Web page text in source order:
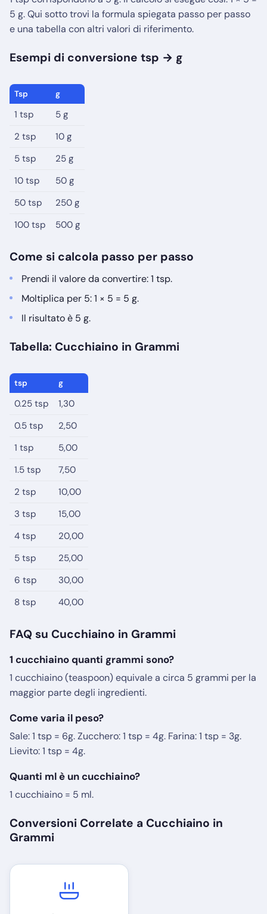
5 g. Qui sotto trovi la formula spiegata passo per passo
e una tabella con altri valori di riferimento.
Esempi di conversione tsp → g
Tsp g
1 tsp
5 g
2 tsp
10 g
5 tsp
25 g
10 tsp
50 g
50 tsp
250 g
100 tsp
500 g
Come si calcola passo per passo
Prendi il valore da convertire: 1 tsp.
Moltiplica per 5: 1 × 5 = 5 g.
Il risultato è 5 g.
Tabella: Cucchiaino in Grammi
tsp g
0.25 tsp
1,30
0.5 tsp
2,50
1 tsp
5,00
1.5 tsp
7,50
2 tsp
10,00
3 tsp
15,00
4 tsp
20,00
5 tsp
25,00
6 tsp
30,00
8 tsp
40,00
FAQ su Cucchiaino in Grammi
1 cucchiaino quanti grammi sono?
1 cucchiaino (teaspoon) equivale a circa 5 grammi per la
maggior parte degli ingredienti.
Come varia il peso?
Sale: 1 tsp = 6g. Zucchero: 1 tsp = 4g. Farina: 1 tsp = 3g.
Lievito: 1 tsp = 4g.
Quanti ml è un cucchiaino?
1 cucchiaino = 5 ml.
Conversioni Correlate a Cucchiaino in
Grammi